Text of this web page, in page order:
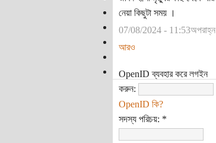
নেয়া কিছুটা সময় ।
07/08/2024 - 11:53অপরাহ্ন
আরও
OpenID ব্যবহার করে লগইন
করুন:
OpenID কি?
সদস্য পরিচয়: *